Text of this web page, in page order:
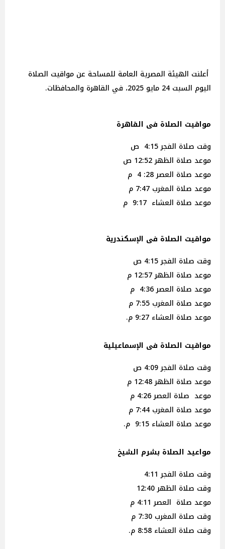
أعلنت الهيئة المصرية العامة للمساحة عن مواقيت الصلاة
اليوم السبت 24 مايو 2025، في القاهرة والمحافظات.
مواقيت الصلاة فى القاهرة
وقت صلاة الفجر 4:15 ص
موعد صلاة الظهر 12:52 ص
موعد صلاة العصر 28: 4 م
موعد صلاة المغرب 7:47 م
موعد صلاة العشاء 9:17 م
مواقيت الصلاة فى الإسكندرية
وقت صلاة الفجر 4:15 ص
موعد صلاة الظهر 12:57 م
موعد صلاة العصر 4:36 م
موعد صلاة المغرب 7:55 م
موعد صلاة العشاء 9:27 م.
مواقيت الصلاة فى الإسماعيلية
وقت صلاة الفجر 4:09 ص
موعد صلاة الظهر 12:48 م
موعد صلاة العصر 4:26 م
موعد صلاة المغرب 7:44 م
موعد صلاة العشاء 9:15 م.
مواعيد الصلاة بشرم الشيخ
وقت صلاة الفجر 4:11
وقت صلاة الظهر 12:40
موعد صلاة العصر 4:11 م
وقت صلاة المغرب 7:30 م
وقت صلاة العشاء 8:58 م.